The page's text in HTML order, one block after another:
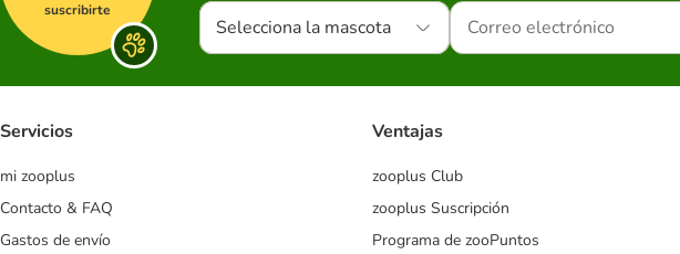
suscribirte
Selecciona la mascota
Servicios
mi zooplus
Contacto & FAQ
Gastos de envío
Ventajas
zooplus Club
zooplus Suscripción
Programa de zooPuntos